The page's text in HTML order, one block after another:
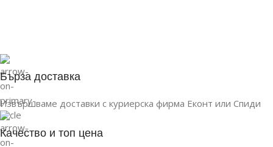
Бърза доставка
Извършваме доставки с куриерска фирма Еконт или Спиди
Качество и топ цена